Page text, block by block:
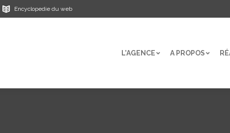
Encyclopedie du web
L’AGENCE A PROPOS